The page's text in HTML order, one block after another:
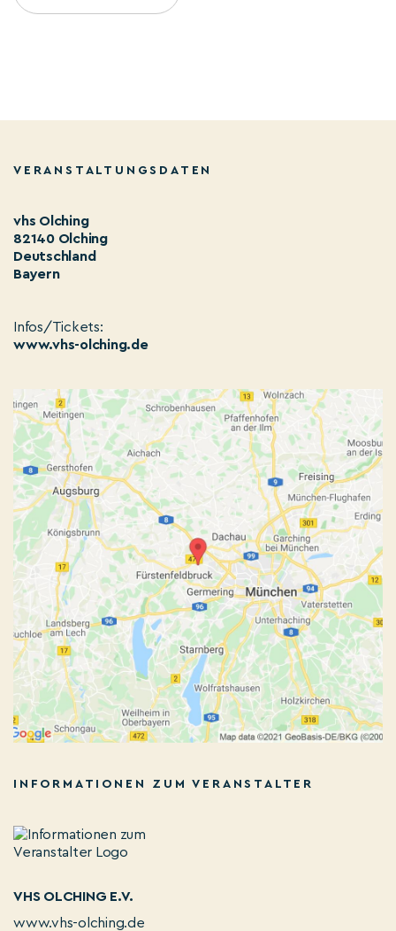
VERANSTALTUNGSDATEN
vhs Olching
82140 Olching
Deutschland
Bayern
Infos/Tickets:
www.vhs-olching.de
INFORMATIONEN ZUM VERANSTALTER
VHS OLCHING E.V.
www.vhs-olching.de